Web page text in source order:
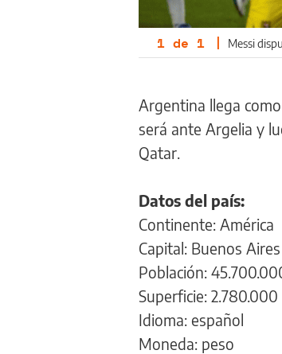
1 de 1 | Messi
Argentina llega
será ante Argelia y
Qatar.
Datos del país:
Continente: América
Capital: Buenos Aires
Población:
Superficie: 2.780.000
Idioma: español
Moneda: peso